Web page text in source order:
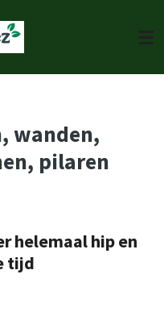
wanden,
pilaren
helemaal hip en
tijd